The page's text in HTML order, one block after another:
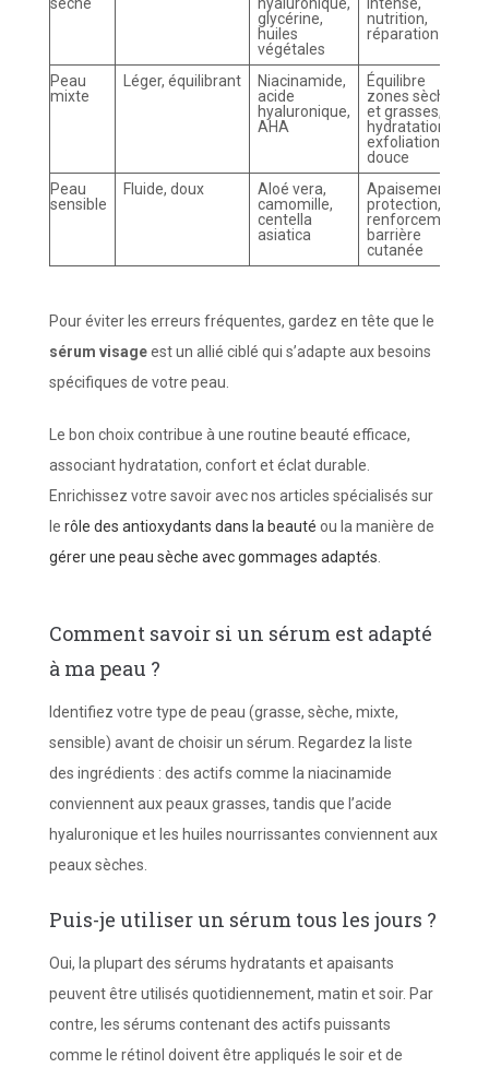
glycérine,
huiles
végétales
nutrition,
réparation
Peau
mixte
Léger, équilibrant
Niacinamide,
acide
hyaluronique,
AHA
Équilibre
zones sèches
et grasses,
hydratation,
exfoliation
douce
Peau
sensible
Fluide, doux
Aloé vera,
camomille,
centella
asiatica
Apaisement,
protection,
renforcement
barrière
cutanée
Pour éviter les erreurs fréquentes, gardez en tête que le
sérum visageest un allié ciblé qui s’adapte aux besoins
spécifiques de votre peau.
Le bon choix contribue à une routine beauté efficace,
associant hydratation, confort et éclat durable.
Enrichissez votre savoir avec nos articles spécialisés sur
le rôle des antioxydants dans la beauté ou la manière de
gérer une peau sèche avec gommages adaptés.
Comment savoir si un sérum est adapté
à ma peau ?
Identifiez votre type de peau (grasse, sèche, mixte,
sensible) avant de choisir un sérum. Regardez la liste
des ingrédients : des actifs comme la niacinamide
conviennent aux peaux grasses, tandis que l’acide
hyaluronique et les huiles nourrissantes conviennent aux
peaux sèches.
Puis-je utiliser un sérum tous les jours ?
Oui, la plupart des sérums hydratants et apaisants
peuvent être utilisés quotidiennement, matin et soir. Par
contre, les sérums contenant des actifs puissants
comme le rétinol doivent être appliqués le soir et de